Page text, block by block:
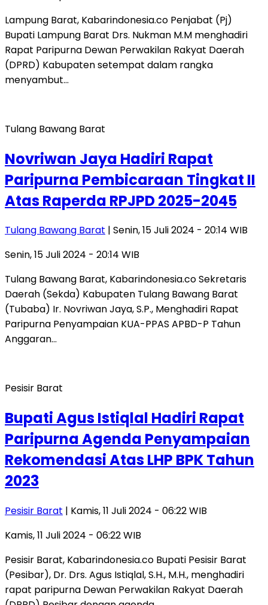
Lampung Barat, Kabarindonesia.co Penjabat (Pj)
Bupati Lampung Barat Drs. Nukman M.M menghadiri
Rapat Paripurna Dewan Perwakilan Rakyat Daerah
(DPRD) Kabupaten setempat dalam rangka
menyambut…
Tulang Bawang Barat
Novriwan Jaya Hadiri Rapat
Paripurna Pembicaraan Tingkat II
Atas Raperda RPJPD 2025-2045
Tulang Bawang Barat | Senin, 15 Juli 2024 - 20:14 WIB
Senin, 15 Juli 2024 - 20:14 WIB
Tulang Bawang Barat, Kabarindonesia.co Sekretaris
Daerah (Sekda) Kabupaten Tulang Bawang Barat
(Tubaba) Ir. Novriwan Jaya, S.P., Menghadiri Rapat
Paripurna Penyampaian KUA-PPAS APBD-P Tahun
Anggaran…
Pesisir Barat
Bupati Agus Istiqlal Hadiri Rapat
Paripurna Agenda Penyampaian
Rekomendasi Atas LHP BPK Tahun
2023
Pesisir Barat | Kamis, 11 Juli 2024 - 06:22 WIB
Kamis, 11 Juli 2024 - 06:22 WIB
Pesisir Barat, Kabarindonesia.co Bupati Pesisir Barat
(Pesibar), Dr. Drs. Agus Istiqlal, S.H., M.H., menghadiri
rapat paripurna Dewan Perwakilan Rakyat Daerah